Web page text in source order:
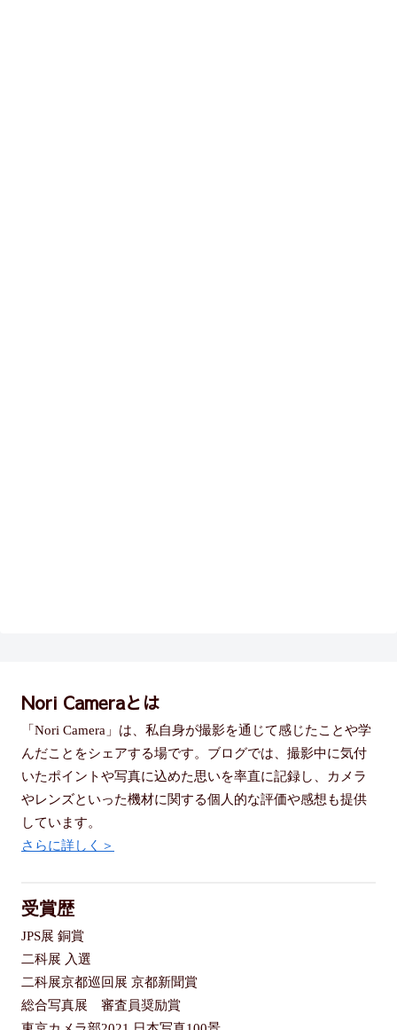
Nori Cameraとは
「Nori Camera」は、私自身が撮影を通じて感じたことや学
んだことをシェアする場です。ブログでは、撮影中に気付
いたポイントや写真に込めた思いを率直に記録し、カメラ
やレンズといった機材に関する個人的な評価や感想も提供
しています。
さらに詳しく＞
受賞歴
JPS展 銅賞
二科展 入選
二科展京都巡回展 京都新聞賞
総合写真展 審査員奨励賞